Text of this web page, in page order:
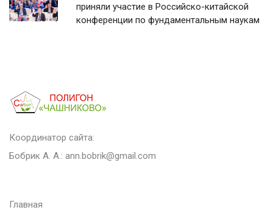
приняли участие в Российско-китайской
конференции по фундаментальным наукам
Координатор сайта:
Бобрик А. А.: ann.bobrik@gmail.com
Главная